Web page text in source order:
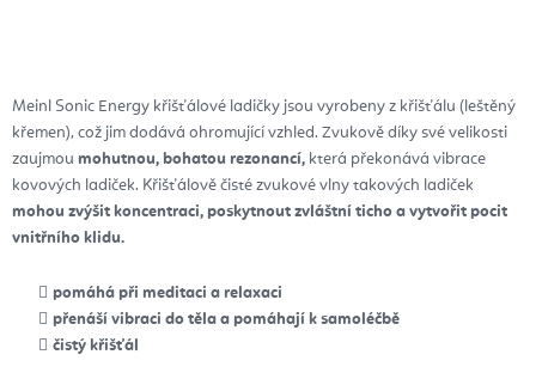
Meinl Sonic Energy křišťálové ladičky jsou vyrobeny z křišťálu (leštěný
křemen), což jim dodává ohromující vzhled. Zvukově díky své velikosti
zaujmou mohutnou, bohatou rezonancí, která překonává vibrace
kovových ladiček. Křišťálově čisté zvukové vlny takových ladiček
mohou zvýšit koncentraci, poskytnout zvláštní ticho a vytvořit pocit
vnitřního klidu.
pomáhá při meditaci a relaxaci
přenáší vibraci do těla a pomáhají k samoléčbě
čistý křišťál